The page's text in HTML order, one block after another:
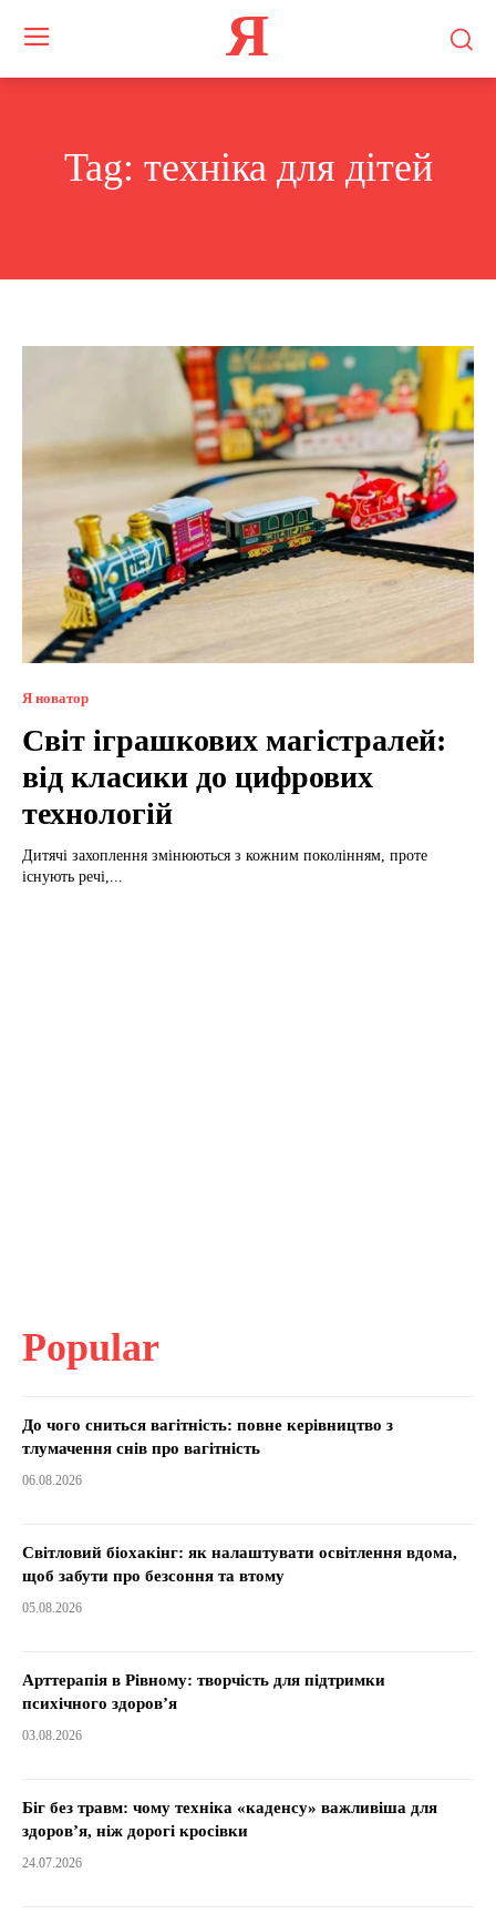
Я
Tag: техніка для дітей
Я новатор
Світ іграшкових магістралей:
від класики до цифрових
технологій
Дитячі захоплення змінюються з кожним поколінням, проте
існують речі,...
Popular
До чого сниться вагітність: повне керівництво з
тлумачення снів про вагітність
06.08.2026
Світловий біохакінг: як налаштувати освітлення вдома,
щоб забути про безсоння та втому
05.08.2026
Арттерапія в Рівному: творчість для підтримки
психічного здоров’я
03.08.2026
Біг без травм: чому техніка «каденсу» важливіша для
здоров’я, ніж дорогі кросівки
24.07.2026